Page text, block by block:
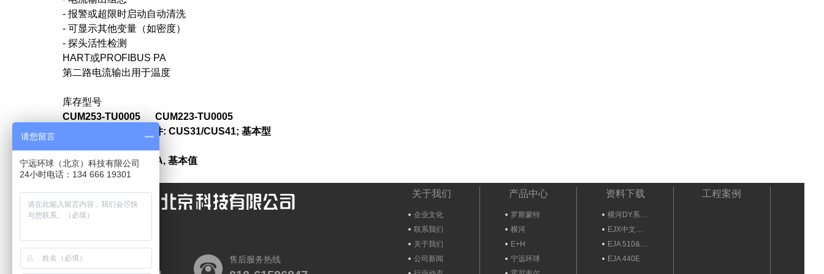
- 报警或超限时启动自动清洗
- 可显示其他变量（如密度）
- 探头活性检测
HART或PROFIBUS PA
第二路电流输出用于温度
库存型号
CUM253-TU0005 CUM223-TU0005
[TU] 传感器输入；软件: CUS31/CUS41; 基本型
[0] 输出: 1x 0/4...20mA, 基本值
[05] 附加触点: 不选
售后服务热线
关于我们
企业文化
联系我们
关于我们
公司新闻
产品中心
罗斯蒙特
横河
E+H
宁远环球
资料下载
横河DY系…
EJX中文…
EJA 510&…
EJA 440E
工程案例
请您留言
宁远环球（北京）科技有限公司
24小时电话：134 666 19301